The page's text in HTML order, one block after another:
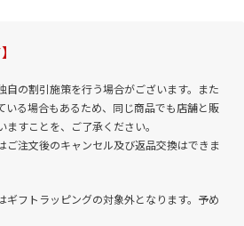
自の割引施策を行う場合がございます。また
いる場合もあるため、同じ商品でも店舗と販
すことを、ご了承ください。
注文後のキャンセル及び返品交換はできま
フトラッピングの対象外となります。予め